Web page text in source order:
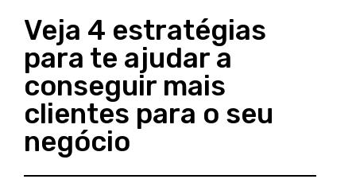
Veja 4 estratégias
para te ajudar a
conseguir mais
clientes para o seu
negócio